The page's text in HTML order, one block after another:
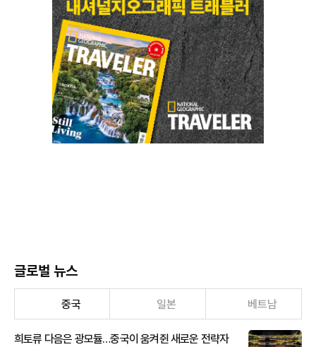
글로벌 뉴스
중국 일본 베트남
희토류 다음은 광모듈…중국이 움켜쥔 새로운 전략자